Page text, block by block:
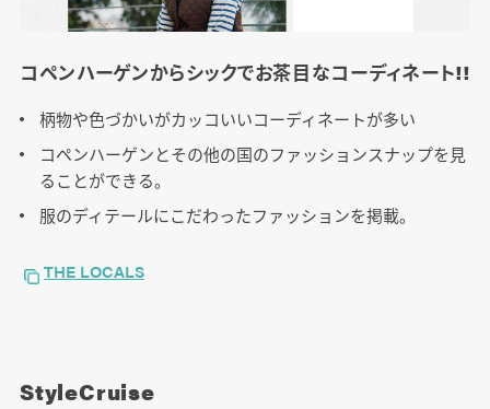
コペンハーゲンからシックでお茶目なコーディネート!!
柄物や色づかいがカッコいいコーディネートが多い
コペンハーゲンとその他の国のファッションスナップを見
ることができる。
服のディテールにこだわったファッションを掲載。
THE LOCALS
StyleCruise